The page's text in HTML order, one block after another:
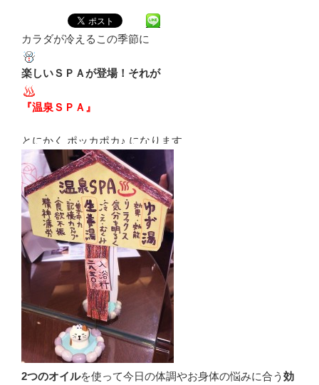
カラダが冷えるこの季節に
楽しいＳＰＡが登場！それが
『温泉ＳＰＡ』
とにかく ポッカポカ♪ になります
2つのオイルを使って今日の体調やお身体の悩みに合う 効